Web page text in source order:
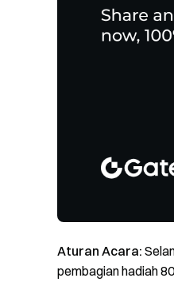
Aturan Acara:
pembagian hadiah